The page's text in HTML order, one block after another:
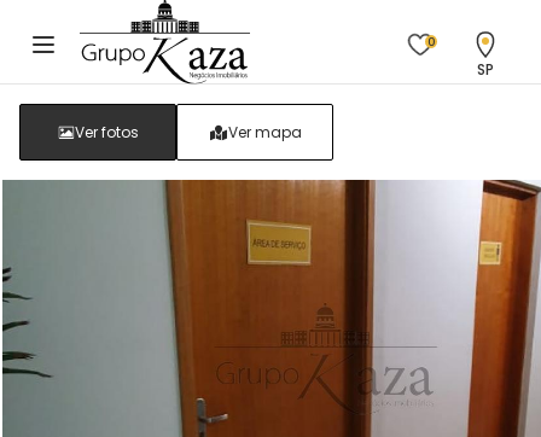
0
SP
Ver fotos Ver mapa